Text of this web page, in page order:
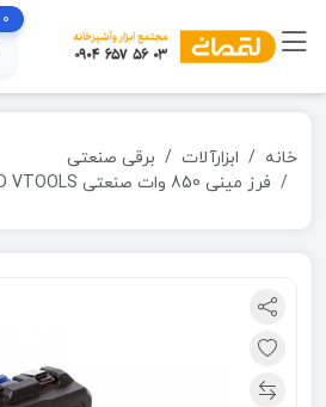
0
خانه ابزارآلات
برقی صنعتی
فرز مینی 850 وات صنعتی FORD VTOOLS کد FP70003